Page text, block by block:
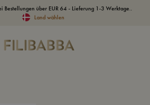
Bestellungen über EUR 64 - Lieferung 1-3 Werktage..
Land wählen